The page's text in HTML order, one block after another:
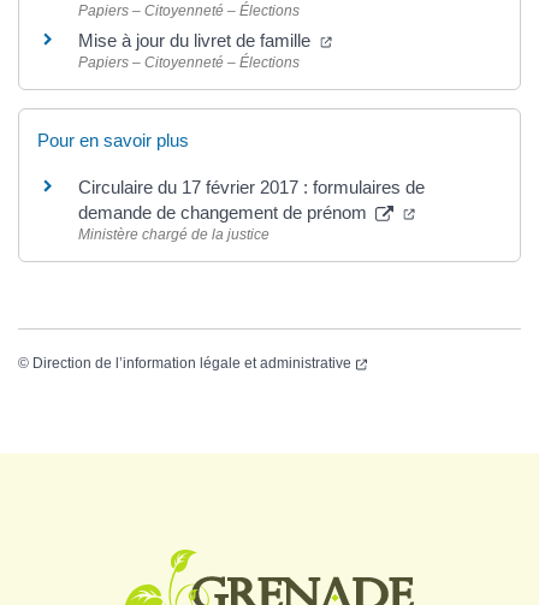
Papiers – Citoyenneté – Élections
Mise à jour du livret de famille
Papiers – Citoyenneté – Élections
Pour en savoir plus
Circulaire du 17 février 2017 : formulaires de
demande de changement de prénom
Ministère chargé de la justice
© Direction de l’information légale et administrative